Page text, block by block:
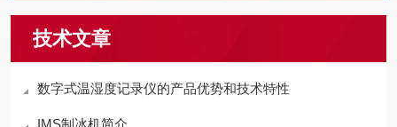
技术文章
数字式温湿度记录仪的产品优势和技术特性
IMS制冰机简介